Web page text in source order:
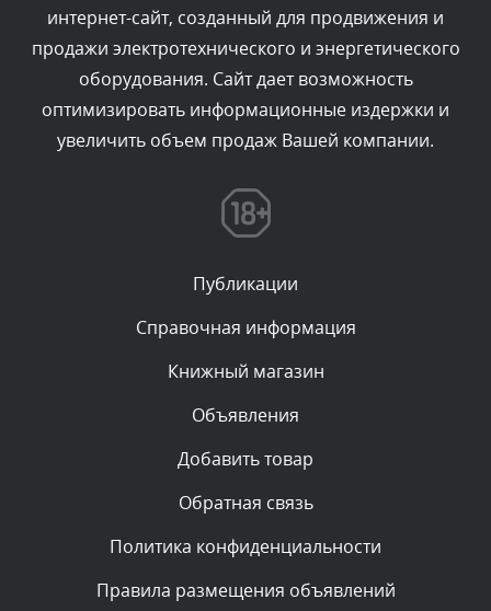
Комментарий проверяется
Текст комментария будет виден после проверки
администратором.
Сегодня, в 02:05
Комментарий проверяется
Текст комментария будет виден после проверки
Комментарий проверяется
Текст комментария будет виден после проверки
администратором.
Комментарий проверяется
администратором.
Комментарий проверяется
администратором.
интернет-сайт, созданный для продвижения и
продажи электротехнического и энергетического
оборудования. Сайт дает возможность
оптимизировать информационные издержки и
увеличить объем продаж Вашей компании.
Публикации
Справочная информация
Книжный магазин
Объявления
Добавить товар
Обратная связь
Политика конфиденциальности
Правила размещения объявлений